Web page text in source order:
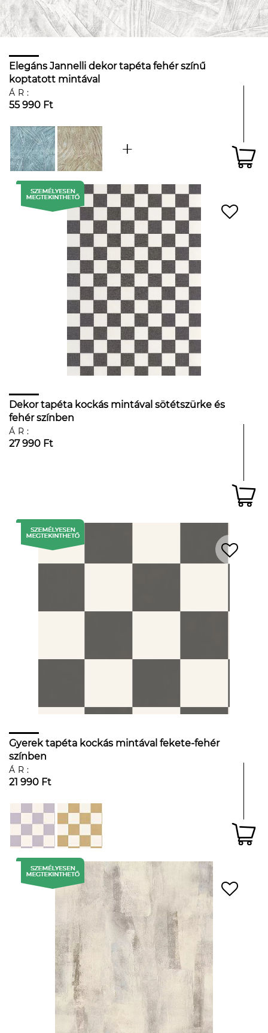
Elegáns Jannelli dekor tapéta fehér színű
koptatott mintával
ÁR:
55 990 Ft
Dekor tapéta kockás mintával sötétszürke és
fehér színben
ÁR:
27 990 Ft
Gyerek tapéta kockás mintával fekete-fehér
színben
ÁR:
21 990 Ft